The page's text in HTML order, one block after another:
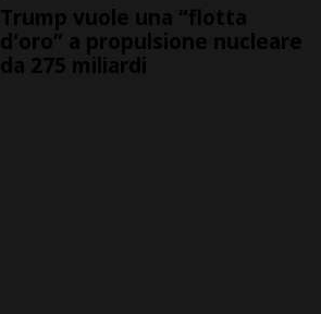
Trump vuole una “flotta
d'oro” a propulsione nucleare
da 275 miliardi